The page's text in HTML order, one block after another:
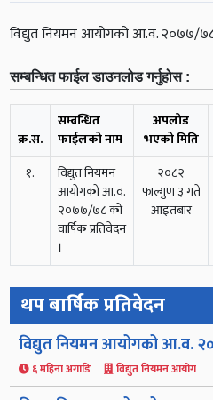
विद्युत नियमन आयोगको आ.व. २०७७/७८
सम्बन्धित फाईल डाउनलोड गर्नुहोस :
क्र.स.
सम्बन्धित
फाईलको नाम
अपलोड
भएको मिति
१.
विद्युत नियमन
आयोगको आ.व.
२०७७/७८ को
वार्षिक प्रतिवेदन
।
२०८२
फाल्गुण ३ गते
आइतबार
थप बार्षिक प्रतिवेदन
विद्युत नियमन आयोगको आ.व.
६ महिना अगाडि विद्युत नियमन आयोग